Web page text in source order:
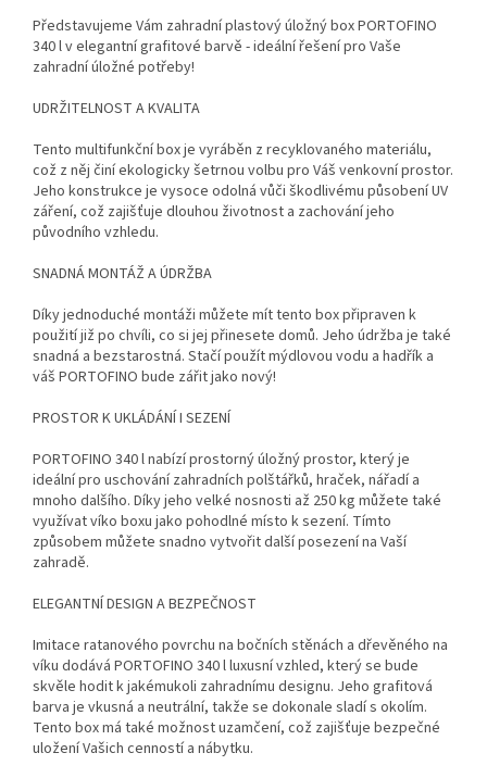
Představujeme Vám zahradní plastový úložný box PORTOFINO
340 l v elegantní grafitové barvě - ideální řešení pro Vaše
zahradní úložné potřeby!
UDRŽITELNOST A KVALITA
Tento multifunkční box je vyráběn z recyklovaného materiálu,
což z něj činí ekologicky šetrnou volbu pro Váš venkovní prostor.
Jeho konstrukce je vysoce odolná vůči škodlivému působení UV
záření, což zajišťuje dlouhou životnost a zachování jeho
původního vzhledu.
SNADNÁ MONTÁŽ A ÚDRŽBA
Díky jednoduché montáži můžete mít tento box připraven k
použití již po chvíli, co si jej přinesete domů. Jeho údržba je také
snadná a bezstarostná. Stačí použít mýdlovou vodu a hadřík a
váš PORTOFINO bude zářit jako nový!
PROSTOR K UKLÁDÁNÍ I SEZENÍ
PORTOFINO 340 l nabízí prostorný úložný prostor, který je
ideální pro uschování zahradních polštářků, hraček, nářadí a
mnoho dalšího. Díky jeho velké nosnosti až 250 kg můžete také
využívat víko boxu jako pohodlné místo k sezení. Tímto
způsobem můžete snadno vytvořit další posezení na Vaší
zahradě.
ELEGANTNÍ DESIGN A BEZPEČNOST
Imitace ratanového povrchu na bočních stěnách a dřevěného na
víku dodává PORTOFINO 340 l luxusní vzhled, který se bude
skvěle hodit k jakémukoli zahradnímu designu. Jeho grafitová
barva je vkusná a neutrální, takže se dokonale sladí s okolím.
Tento box má také možnost uzamčení, což zajišťuje bezpečné
uložení Vašich cenností a nábytku.